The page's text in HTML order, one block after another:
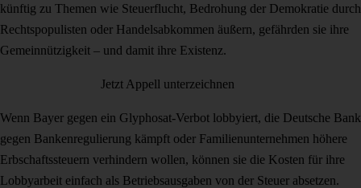
künftig zu Themen wie Steuerflucht, Bedrohung der Demokratie durch
Rechtspopulisten oder Handelsabkommen äußern, gefährden sie ihre
Gemeinnützigkeit – und damit ihre Existenz.
Jetzt Appell unterzeichnen
Wenn Bayer gegen ein Glyphosat-Verbot lobbyiert, die Deutsche Bank
gegen Bankenregulierung kämpft oder Familienunternehmen höhere
Erbschaftssteuern verhindern wollen, können sie die Kosten für ihre
Lobbyarbeit einfach als Betriebsausgaben von der Steuer absetzen.